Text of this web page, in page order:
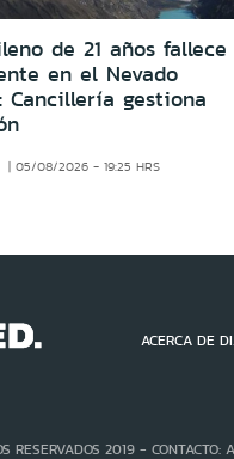
de 21 años fallece
en el Nevado
Cancillería gestiona
05/08/2026 - 19:25 HRS
ACERCA DE
RESERVADOS 2019 - CONTACTO: